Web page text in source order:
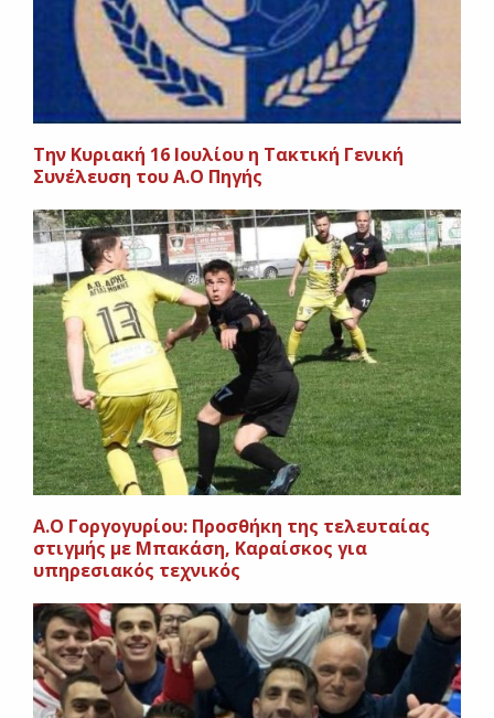
Την Κυριακή 16 Ιουλίου η Τακτική Γενική
Συνέλευση του Α.Ο Πηγής
Α.Ο Γοργογυρίου: Προσθήκη της τελευταίας
στιγμής με Μπακάση, Καραίσκος για
υπηρεσιακός τεχνικός